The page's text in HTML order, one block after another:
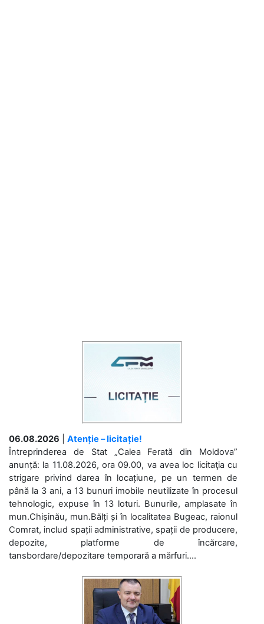
06.08.2026
Atenție – licitație!
Întreprinderea de Stat „Calea Ferată din Moldova”
anunță: la 11.08.2026, ora 09.00, va avea loc licitaţia cu
strigare privind darea în locațiune, pe un termen de
până la 3 ani, a 13 bunuri imobile neutilizate în procesul
tehnologic, expuse în 13 loturi. Bunurile, amplasate în
mun.Chișinău, mun.Bălți și în localitatea Bugeac, raionul
Comrat, includ spații administrative, spații de producere,
depozite, platforme de încărcare,
tansbordare/depozitare temporară a mărfuri....